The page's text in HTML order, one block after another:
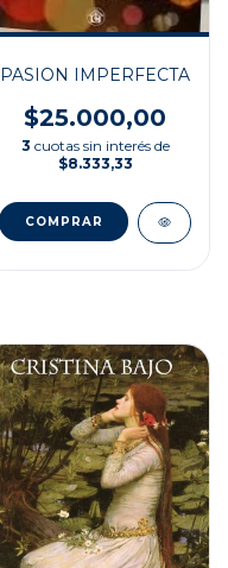
PASION IMPERFECTA
$25.000,00
3 cuotas sin interés de
$8.333,33